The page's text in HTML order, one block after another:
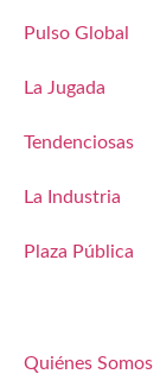
Pulso Global
La Jugada
Tendenciosas
La Industria
Plaza Pública
Quiénes Somos